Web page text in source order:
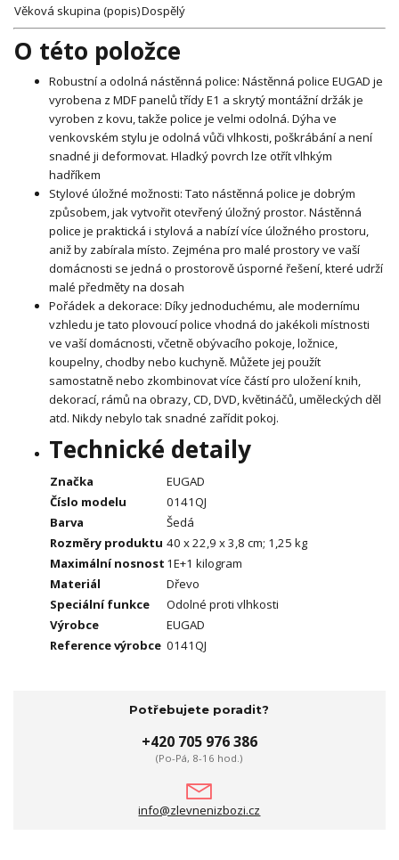
Věková skupina (popis)Dospělý
O této položce
Robustní a odolná nástěnná police: Nástěnná police EUGAD je
vyrobena z MDF panelů třídy E1 a skrytý montážní držák je
vyroben z kovu, takže police je velmi odolná. Dýha ve
venkovském stylu je odolná vůči vlhkosti, poškrábání a není
snadné ji deformovat. Hladký povrch lze otřít vlhkým
hadříkem
Stylové úložné možnosti: Tato nástěnná police je dobrým
způsobem, jak vytvořit otevřený úložný prostor. Nástěnná
police je praktická i stylová a nabízí více úložného prostoru,
aniž by zabírala místo. Zejména pro malé prostory ve vaší
domácnosti se jedná o prostorově úsporné řešení, které udrží
malé předměty na dosah
Pořádek a dekorace: Díky jednoduchému, ale modernímu
vzhledu je tato plovoucí police vhodná do jakékoli místnosti
ve vaší domácnosti, včetně obývacího pokoje, ložnice,
koupelny, chodby nebo kuchyně. Můžete jej použít
samostatně nebo zkombinovat více částí pro uložení knih,
dekorací, rámů na obrazy, CD, DVD, květináčů, uměleckých děl
atd. Nikdy nebylo tak snadné zařídit pokoj.
Technické detaily
Značka
EUGAD
Číslo modelu
0141QJ
Barva
Šedá
Rozměry produktu 40 x 22,9 x 3,8 cm; 1,25 kg
Maximální nosnost 1E+1 kilogram
Materiál
Dřevo
Speciální funkce
Odolné proti vlhkosti
Výrobce
EUGAD
Reference výrobce 0141QJ
Potřebujete poradit?
+420 705 976 386
(Po-Pá, 8-16 hod.)
info@zlevnenizbozi.cz